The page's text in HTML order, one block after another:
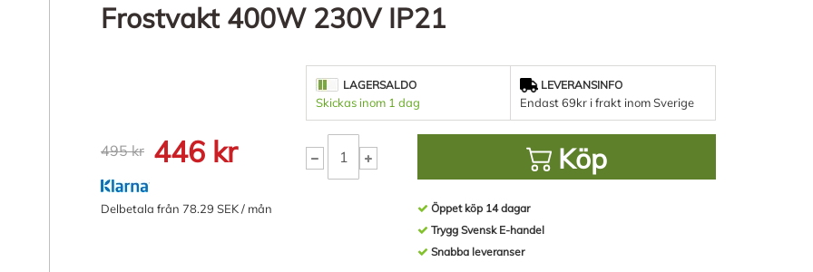
Frostvakt 400W 230V IP21
495 kr 446 kr
Delbetala från 78.29 SEK / mån
LAGERSALDO
Skickas inom 1 dag
LEVERANSINFO
Endast 69kr i frakt inom Sverige
Köp
Öppet köp 14 dagar
Trygg Svensk E-handel
Snabba leveranser